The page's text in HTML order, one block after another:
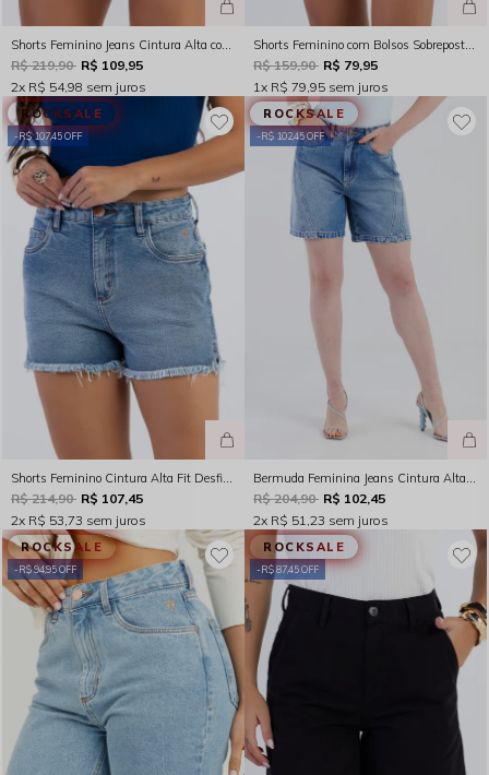
Shorts Feminino Jeans Cintura Alta com Bordado Indigo Delavê Rocksham - 254061
R$ 219,90 R$ 109,95
2x R$ 54,98 sem juros
Shorts Feminino com Bolsos Sobrepostos Listrado Azul Rocksham - 254062
R$ 159,90 R$ 79,95
1x R$ 79,95 sem juros
R$ 107,45 OFF
ROCKSALE
Shorts Feminino Cintura Alta Fit Desfiado Índigo Médio Rocksham – 254069
R$ 214,90 R$ 107,45
2x R$ 53,73 sem juros
R$ 102,45 OFF
ROCKSALE
Bermuda Feminina Jeans Cintura Alta Indigo Médio Rocksham - 253016
R$ 204,90 R$ 102,45
2x R$ 51,23 sem juros
R$ 94,95 OFF
ROCKSALE
R$ 87,45 OFF
ROCKSALE